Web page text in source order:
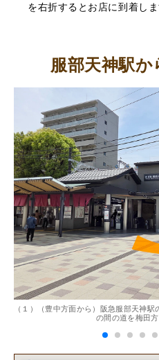
（大阪府東大阪市）ネットを
感じて飛び込みで訪問。飛び
切、丁ねいな対応をして頂き
るお店でした。満足いく金額
りがとうございます。
（兵庫県神戸市）別のお店で
額を提示いただけたので即決
任せできそうです!
を右折するとお店に到着しま
服部天神駅
（１）（豊中方面から）阪急服部天神
の間の道を梅田方